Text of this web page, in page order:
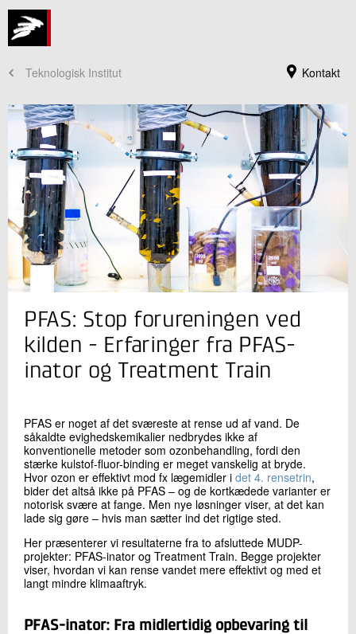
Kontakt
Teknologisk Institut
Jeg er din kontaktperson
Sabine Lindholst
Seniorkonsulent
Vandteknologi
+45 72 20 18 35
Skriv til mig
PFAS: Stop forureningen ved
kilden - Erfaringer fra PFAS-
inator og Treatment Train
PFAS er noget af det sværeste at rense ud af vand. De
såkaldte evighedskemikalier nedbrydes ikke af
konventionelle metoder som ozonbehandling, fordi den
stærke kulstof-fluor-binding er meget vanskelig at bryde.
Hvor ozon er effektivt mod fx lægemidler i det 4. rensetrin,
bider det altså ikke på PFAS – og de kortkædede varianter er
notorisk svære at fange. Men nye løsninger viser, at det kan
lade sig gøre – hvis man sætter ind det rigtige sted.
Her præsenterer vi resultaterne fra to afsluttede MUDP-
projekter: PFAS-inator og Treatment Train. Begge projekter
viser, hvordan vi kan rense vandet mere effektivt og med et
langt mindre klimaaftryk.
PFAS-inator: Fra midlertidig opbevaring til